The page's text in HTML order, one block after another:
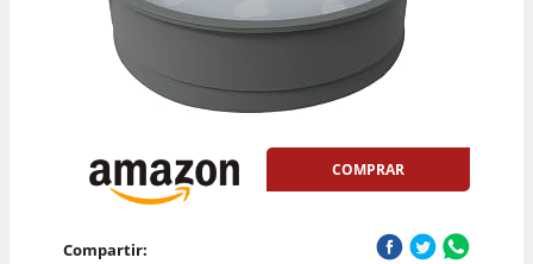
COMPRAR
Compartir: